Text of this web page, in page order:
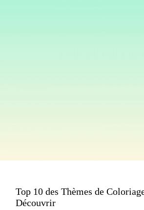
Top 10 des Thèmes de
Découvrir